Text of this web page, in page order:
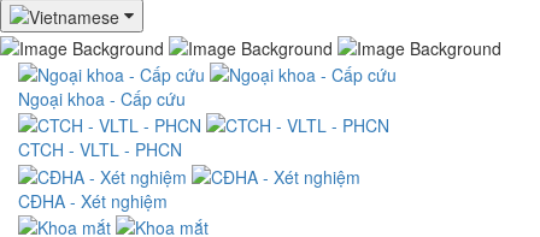
Ngoại khoa - Cấp cứu
CTCH - VLTL - PHCN
CĐHA - Xét nghiệm